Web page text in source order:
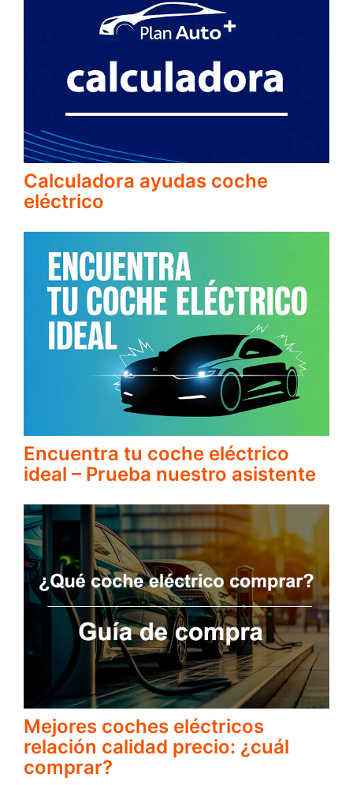
Calculadora ayudas coche
eléctrico
Encuentra tu coche eléctrico
ideal – Prueba nuestro asistente
Mejores coches eléctricos
relación calidad precio: ¿cuál
comprar?